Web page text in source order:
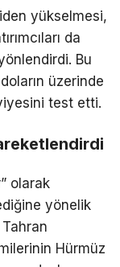
yükselmesi,
da
Bu
üzerinde
test etti.
olarak
yönelik
Tahran
Hürmüz